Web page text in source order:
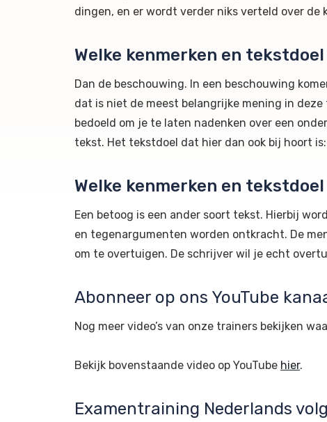
dingen, en er wordt verder niks verteld over
Welke kenmerken en
Dan de beschouwing. In een beschouwing
dat is niet de meest belangrijke mening in
bedoeld om je te laten nadenken over een
tekst. Het tekstdoel dat hier dan ook bij hoort
Welke kenmerken en
Een betoog is een ander soort tekst. Hierbij
en tegenargumenten worden ontkracht. De
om te overtuigen. De schrijver wil je echt
Abonneer op ons YouTube
Nog meer video’s van onze trainers bekijken
Bekijk bovenstaande video op YouTube hier.
Examentraining Nederlands